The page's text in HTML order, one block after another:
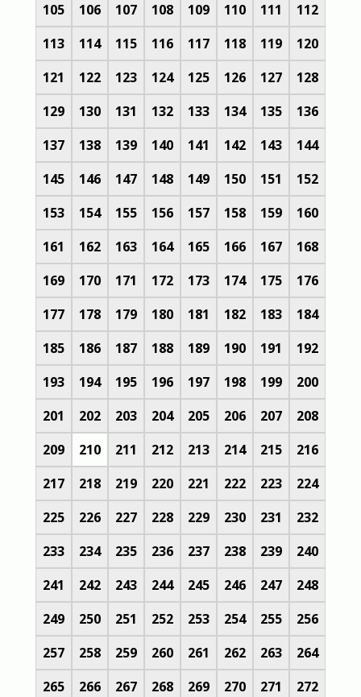
105
106 107 108 109 110 111
112
113
114 115 116 117 118 119
120
121
122 123 124 125 126 127
128
129
130 131 132 133 134 135
136
137
138 139 140 141 142 143
144
145
146 147 148 149 150 151
152
153
154 155 156 157 158 159
160
161
162 163 164 165 166 167
168
169
170 171 172 173 174 175
176
177
178 179 180 181 182 183
184
185
186 187 188 189 190 191
192
193
194 195 196 197 198 199
200
201
202 203 204 205 206 207
208
209
210 211 212 213 214 215
216
217
218 219 220 221 222 223
224
225
226 227 228 229 230 231
232
233
234 235 236 237 238 239
240
241
242 243 244 245 246 247
248
249
250 251 252 253 254 255
256
257
258 259 260 261 262 263
264
265
266 267 268 269 270 271
272